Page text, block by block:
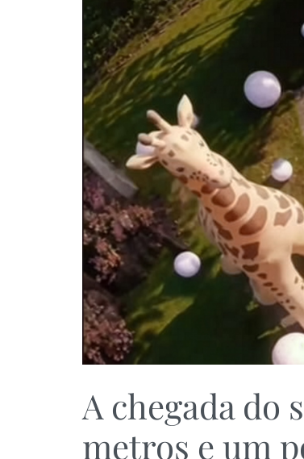
A chegada do
metros e um